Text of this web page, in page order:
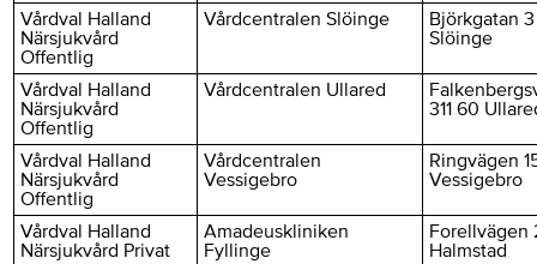
Vårdval Halland
Närsjukvård
Offentlig
Vårdcentralen Slöinge
Björkgatan 3
Slöinge
Vårdval Halland
Närsjukvård
Offentlig
Vårdcentralen Ullared
311 60
Vårdval Halland
Närsjukvård
Offentlig
Vårdcentralen
Vessigebro
Ringvägen
Vessigebro
Vårdval Halland
Närsjukvård Privat
Amadeuskliniken
Fyllinge
Forellvägen
Halmstad